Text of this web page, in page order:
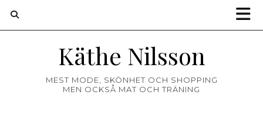
Käthe Nilsson
MEST MODE, SKÖNHET OCH SHOPPING
MEN OCKSÅ MAT OCH TRÄNING